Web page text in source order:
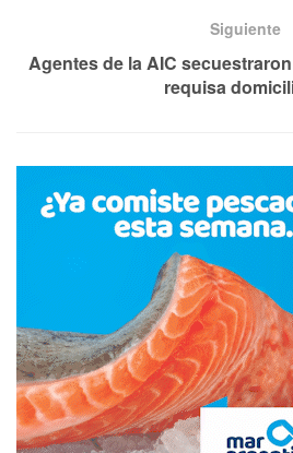
Siguiente
Agentes de la AIC
requisa